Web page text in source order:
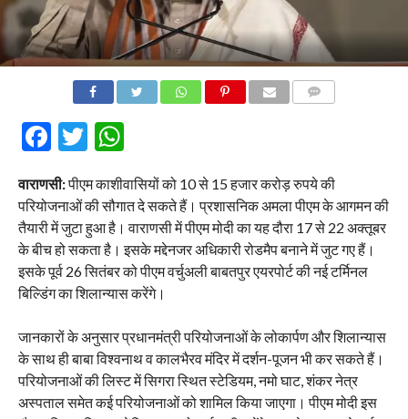
Facebook
Twitter
WhatsApp
वाराणसी:पीएम काशीवासियों को 10 से 15 हजार करोड़ रुपये की
परियोजनाओं की सौगात दे सकते हैं। प्रशासनिक अमला पीएम के आगमन की
तैयारी में जुटा हुआ है। वाराणसी में पीएम मोदी का यह दौरा 17 से 22 अक्तूबर
के बीच हो सकता है। इसके मद्देनजर अधिकारी रोडमैप बनाने में जुट गए हैं।
इसके पूर्व 26 सितंबर को पीएम वर्चुअली बाबतपुर एयरपोर्ट की नई टर्मिनल
बिल्डिंग का शिलान्यास करेंगे।
जानकारों के अनुसार प्रधानमंत्री परियोजनाओं के लोकार्पण और शिलान्यास
के साथ ही बाबा विश्वनाथ व कालभैरव मंदिर में दर्शन-पूजन भी कर सकते हैं।
परियोजनाओं की लिस्ट में सिगरा स्थित स्टेडियम, नमो घाट, शंकर नेत्र
अस्पताल समेत कई परियोजनाओं को शामिल किया जाएगा। पीएम मोदी इस